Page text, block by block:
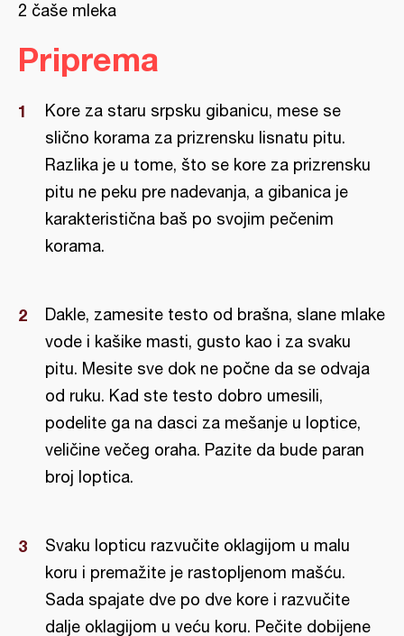
2 čaše mleka
Priprema
Kore za staru srpsku gibanicu, mese se
slično korama za prizrensku lisnatu pitu.
Razlika je u tome, što se kore za prizrensku
pitu ne peku pre nadevanja, a gibanica je
karakteristična baš po svojim pečenim
korama.
Dakle, zamesite testo od brašna, slane mlake
vode i kašike masti, gusto kao i za svaku
pitu. Mesite sve dok ne počne da se odvaja
od ruku. Kad ste testo dobro umesili,
podelite ga na dasci za mešanje u loptice,
veličine večeg oraha. Pazite da bude paran
broj loptica.
Svaku lopticu razvučite oklagijom u malu
koru i premažite je rastopljenom mašću.
Sada spajate dve po dve kore i razvučite
dalje oklagijom u veću koru. Pečite dobijene